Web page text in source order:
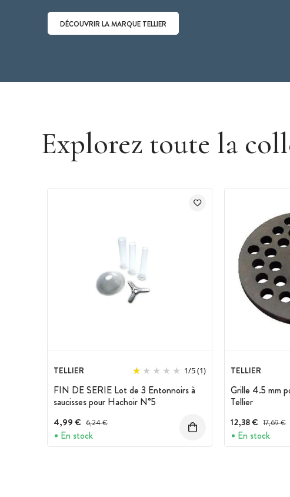
DÉCOUVRIR LA MARQUE TELLIER
Explorez toute la
TELLIER 1/5(1)
FIN DE SERIE Lot de 3 Entonnoirs à
saucisses pour Hachoir N°5
4,99 € Prix avant réduction :
6,24 €
En stock
TELLIER
Grille 4.5 mm
Tellier
12,38 € Prix
17,69 €
En stock